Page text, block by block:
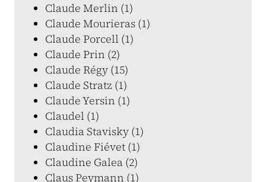
Claude Merlin (1)
Claude Mourieras (1)
Claude Porcell (1)
Claude Prin (2)
Claude Régy (15)
Claude Stratz (1)
Claude Yersin (1)
Claudel (1)
Claudia Stavisky (1)
Claudine Fiévet (1)
Claudine Galea (2)
Claus Peymann (1)